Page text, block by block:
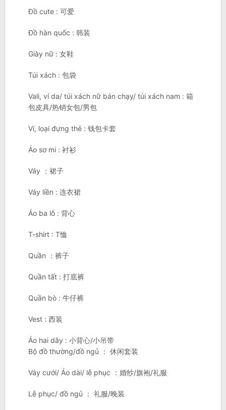
Đồ cute : 可爱
Đồ hàn quốc : 韩装
Giày nữ : 女鞋
Túi xách : 包袋
Vali, ví da/ túi xách nữ bán chạy/ túi xách nam : 箱
包皮具/热销女包/男包
Ví, loại đựng thẻ : 钱包卡套
Áo sơ mi : 衬衫
Váy ：裙子
Váy liền : 连衣裙
Áo ba lỗ : 背心
T-shirt : T恤
Quần ：裤子
Quần tất : 打底裤
Quần bò : 牛仔裤
Vest : 西装
Áo hai dây : 小背心/小吊带
Bộ đồ thường/đồ ngủ ： 休闲套装
Váy cưới/ Áo dài/ lễ phục ：婚纱/旗袍/礼服
Lễ phục/ đồ ngủ ： 礼服/晚装